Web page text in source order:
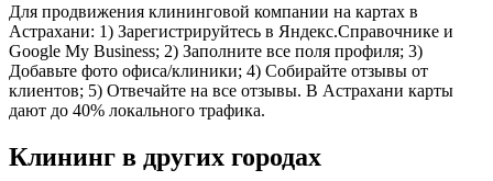
Для продвижения клининговой компании на картах в
Астрахани: 1) Зарегистрируйтесь в Яндекс.Справочнике и
Google My Business; 2) Заполните все поля профиля; 3)
Добавьте фото офиса/клиники; 4) Собирайте отзывы от
клиентов; 5) Отвечайте на все отзывы. В Астрахани карты
дают до 40% локального трафика.
Клининг в других городах